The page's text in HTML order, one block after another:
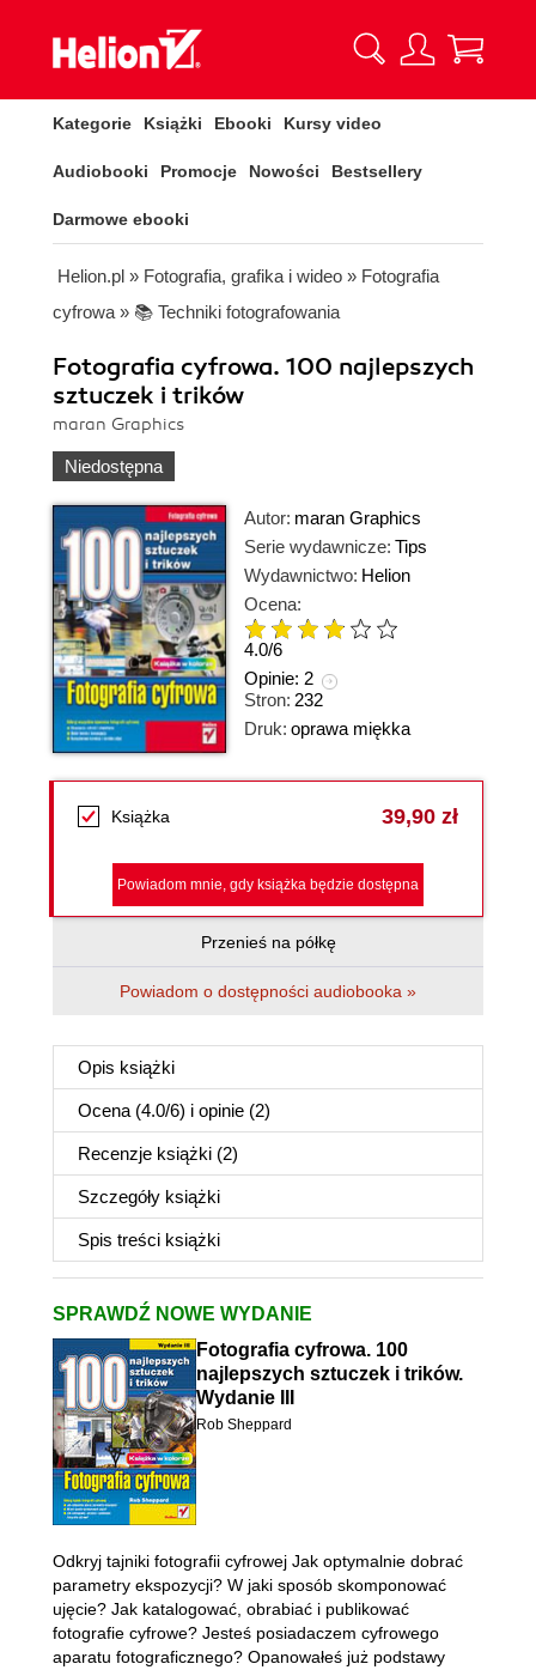
Kategorie Książki Ebooki Kursy video
Audiobooki Promocje Nowości Bestsellery
Darmowe ebooki
Helion.pl » Fotografia, grafika i wideo » Fotografia
cyfrowa » 📚 Techniki fotografowania
Fotografia cyfrowa. 100 najlepszych
sztuczek i trików
maran Graphics
Niedostępna
Autor: maran Graphics
Serie wydawnicze: Tips
Wydawnictwo: Helion
Ocena:
4.0/6
Opinie: 2
Stron: 232
Druk: oprawa miękka
Książka 39,90 zł
Powiadom mnie, gdy książka będzie dostępna
Przenieś na półkę
Powiadom o dostępności audiobooka »
Opis książki
Ocena (4.0/6) i opinie (2)
Recenzje książki (2)
Szczegóły książki
Spis treści książki
SPRAWDŹ NOWE WYDANIE
Fotografia cyfrowa. 100
najlepszych sztuczek i trików.
Wydanie III
Rob Sheppard
Odkryj tajniki fotografii cyfrowej Jak optymalnie dobrać
parametry ekspozycji? W jaki sposób skomponować
ujęcie? Jak katalogować, obrabiać i publikować
fotografie cyfrowe? Jesteś posiadaczem cyfrowego
aparatu fotograficznego? Opanowałeś już podstawy